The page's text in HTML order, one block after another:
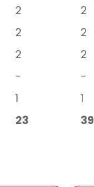
2
2
2
2
2
2
-
-
1
1
23 39